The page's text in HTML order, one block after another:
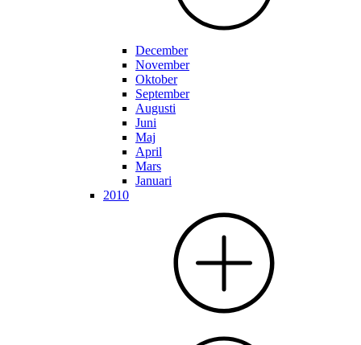
December
November
Oktober
September
Augusti
Juni
Maj
April
Mars
Januari
2010